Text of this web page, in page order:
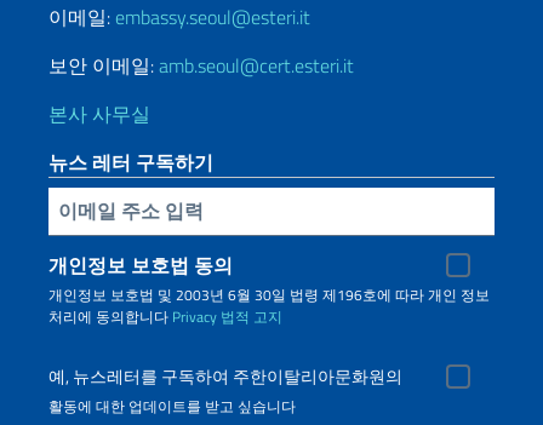
이메일: embassy.seoul@esteri.it
보안 이메일:amb.seoul@cert.esteri.it
본사 사무실
뉴스 레터 구독하기
Inserisci la tua email
개인정보 보호법 동의
개인정보 보호법 및 2003년 6월 30일 법령 제196호에 따라 개인 정보
처리에 동의합니다 Privacy 법적 고지
예, 뉴스레터를 구독하여 주한이탈리아문화원의
활동에 대한 업데이트를 받고 싶습니다